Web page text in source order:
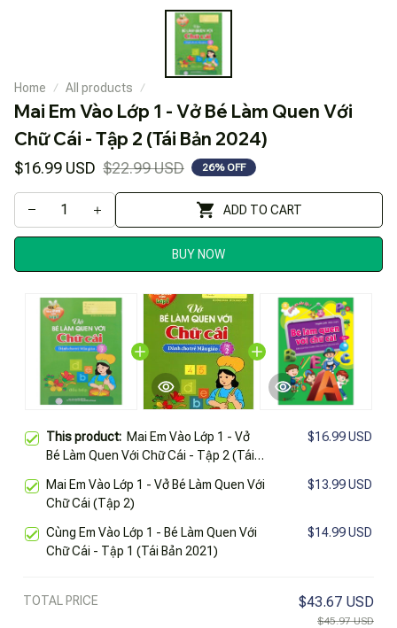
Home All products
Mai Em Vào Lớp 1 - Vở Bé Làm Quen Với
Chữ Cái - Tập 2 (Tái Bản 2024)
$16.99 USD $22.99 USD 26% OFF
ADD TO CART
BUY NOW
This product: Mai Em Vào Lớp 1 - Vở
Bé Làm Quen Với Chữ Cái - Tập 2 (Tái
$16.99 USD
Mai Em Vào Lớp 1 - Vở Bé Làm Quen Với
Chữ Cái (Tập 2)
$13.99 USD
Cùng Em Vào Lớp 1 - Bé Làm Quen Với
Chữ Cái - Tập 1 (Tái Bản 2021)
$14.99 USD
TOTAL PRICE $43.67 USD
$45.97 USD